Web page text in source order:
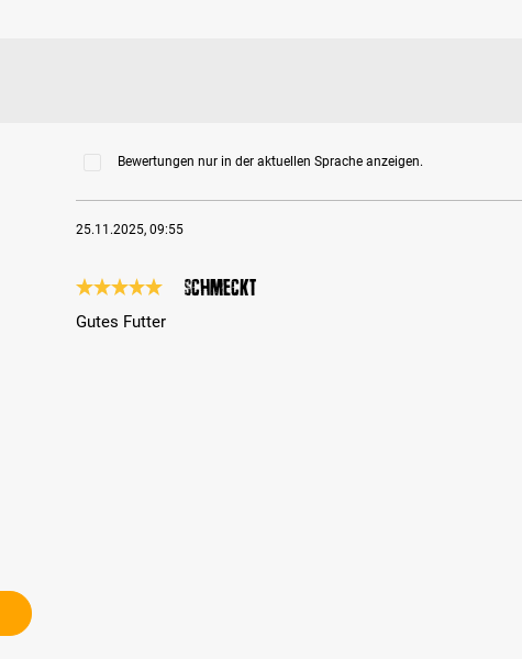
Bewertungen nur in der aktuellen Sprache anzeigen.
25.11.2025, 09:55
Schmeckt
Gutes Futter